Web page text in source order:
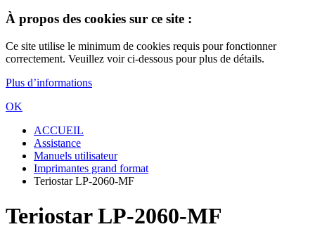
À propos des cookies sur ce site :
Ce site utilise le minimum de cookies requis pour fonctionner
correctement. Veuillez voir ci-dessous pour plus de détails.
Plus d’informations
OK
ACCUEIL
Assistance
Manuels utilisateur
Imprimantes grand format
Teriostar LP-2060-MF
Teriostar LP-2060-MF